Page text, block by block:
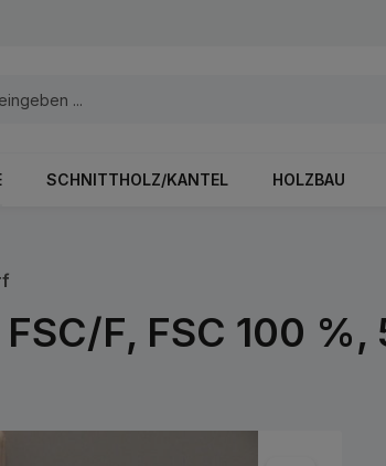
SCHNITTHOLZ/KANTEL HOLZBAU
F, FSC 100 %,